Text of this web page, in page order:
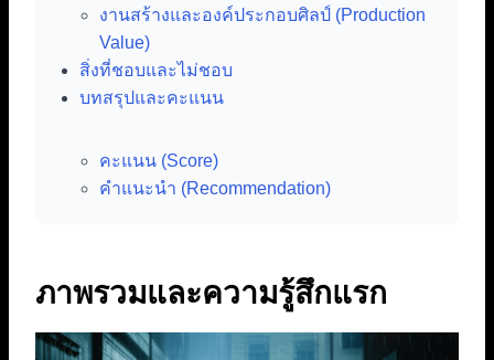
งานสร้างและองค์ประกอบศิลป์ (Production
Value)
สิ่งที่ชอบและไม่ชอบ
บทสรุปและคะแนน
คะแนน (Score)
คำแนะนำ (Recommendation)
ภาพรวมและความรู้สึกแรก